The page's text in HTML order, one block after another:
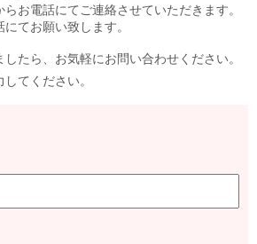
らお電話にてご連絡させていただきます。
てお願い致します。
たら、お気軽にお問い合わせください。
てください。